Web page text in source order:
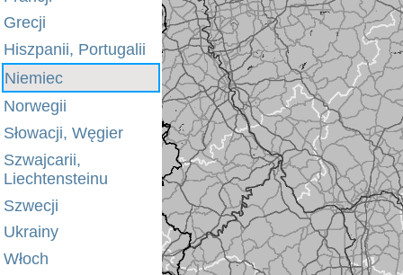
Grecji
Hiszpanii, Portugalii
Niemiec
Norwegii
Słowacji, Węgier
Szwajcarii,
Liechtensteinu
Szwecji
Ukrainy
Włoch